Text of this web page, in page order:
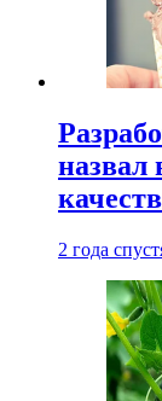
назвал
2 года